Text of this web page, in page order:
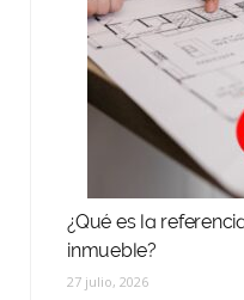
¿Qué es la
inmueble?
27 julio, 2026